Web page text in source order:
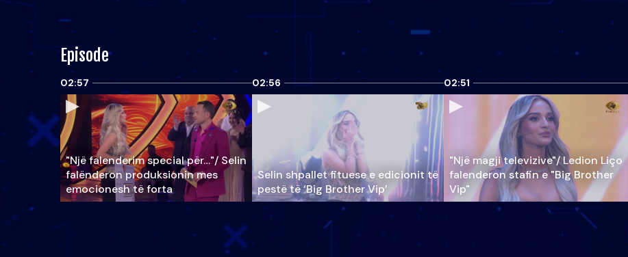
Episode
02:57
"Një falenderim special për…"/ Selin
falënderon produksionin mes
emocionesh të forta
02:56
Selin shpallet fituese e edicionit të
pestë të ‘Big Brother Vip’
02:51
"Një magji televizive"/ Ledion Liço
falenderon stafin e "Big Brother
Vip"